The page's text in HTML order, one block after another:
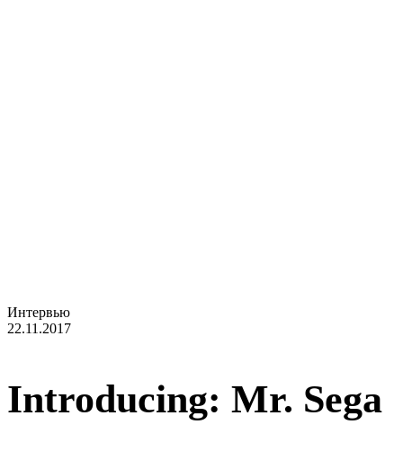
Интервью
22.11.2017
Introducing: Mr. Sega